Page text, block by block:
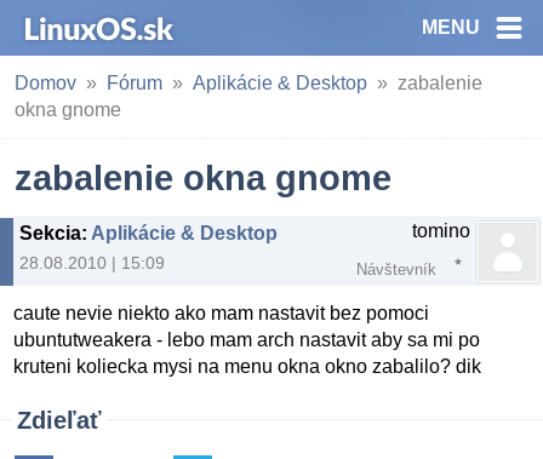
MENU
Domov Fórum Aplikácie & Desktop
zabalenie
okna gnome
zabalenie okna gnome
Sekcia: Aplikácie & Desktop
28.08.2010 | 15:09
tomino
Návštevník
caute nevie niekto ako mam nastavit bez pomoci
ubuntutweakera - lebo mam arch nastavit aby sa mi po
kruteni koliecka mysi na menu okna okno zabalilo? dik
Zdieľať